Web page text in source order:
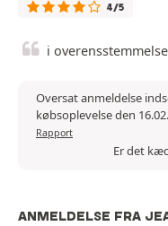
4/5
i
Oversat anmeldelse
købsoplevelse den
Rapport
Er det
ANMELDELSE FRA